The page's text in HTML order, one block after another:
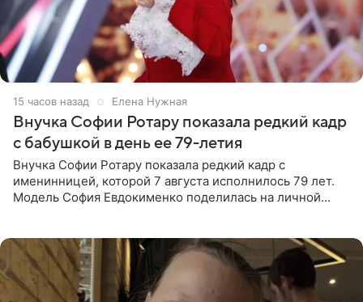
15 часов назад Елена Нужная
Внучка Софии Ротару показала редкий кадр
с бабушкой в день ее 79-летия
Внучка Софии Ротару показала редкий кадр с
именинницей, которой 7 августа исполнилось 79 лет.
Модель София Евдокименко поделилась на личной